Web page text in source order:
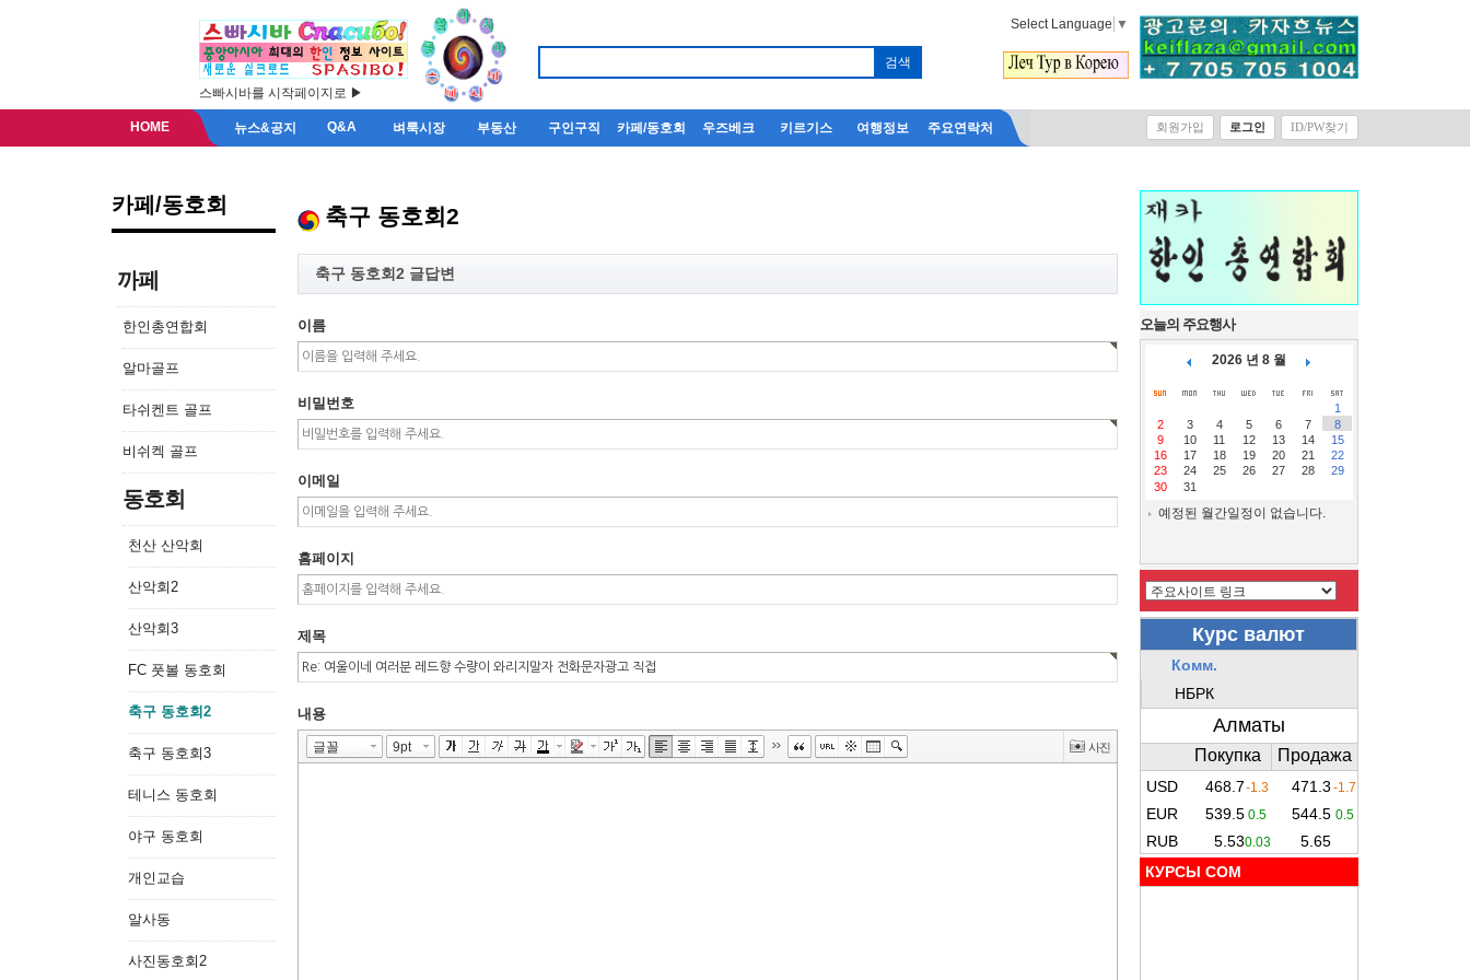
스빠시바를 시작페이지로 ▶
Select Language ▼
HOME 뉴스&공지 Q&A 벼룩시장 부동산 구인구직 카페/동호회 우즈베크 키르기스 여행정보 주요연락처 회원가입 로그인 ID/PW찾기
카페/동호회
까페
한인총연합회
알마골프
타쉬켄트 골프
비쉬켁 골프
동호회
천산 산악회
산악회2
산악회3
FC 풋볼 동호회
축구 동호회2
축구 동호회3
테니스 동호회
야구 동호회
개인교습
알사동
사진동호회2
축구 동호회2
축구 동호회2 글답변
이름
비밀번호
이메일
홈페이지
제목
내용
오늘의 주요행사
2026 년 8 월
1
2
3 4 5 6 7
8
9
10 11 12 13 14
15
16
17 18 19 20 21
22
23
24 25 26 27 28
29
30
31
예정된 월간일정이 없습니다.
КУРСЫ COM